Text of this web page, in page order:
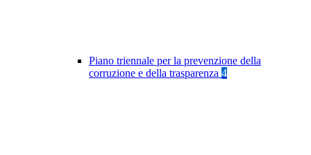
Piano triennale per la prevenzione della
corruzione e della trasparenza 4